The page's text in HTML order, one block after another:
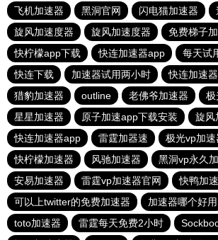
飞机加速器
黑洞官网 闪电猫加速器
旋风加速度器
旋风加速度器
免费梯子
快柠檬app下载
快连加速器app
每天试
快连下载
加速器试用两小时
快连加速
猎豹加速器
outline 老佛爷加速器
极
星星加速器
原子加速app下载安装
旋风
快连加速器app
雷霆加器速
极光vp加速
快柠檬加速器
风驰加速器
黑洞vp永久
安易加速器
雷霆vp加速器官网
快鸭加
可以上twitter的免费加速器
加速器哪个好用
toto加速器
雷霆每天免费2小时